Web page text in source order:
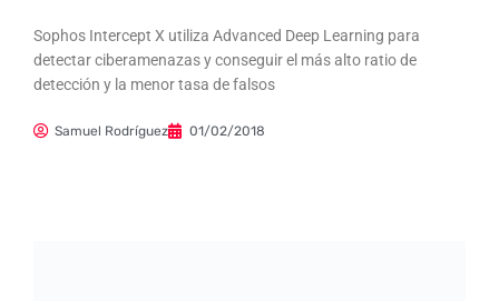
Sophos Intercept X utiliza Advanced Deep Learning para
detectar ciberamenazas y conseguir el más alto ratio de
detección y la menor tasa de falsos
Samuel Rodríguez 01/02/2018